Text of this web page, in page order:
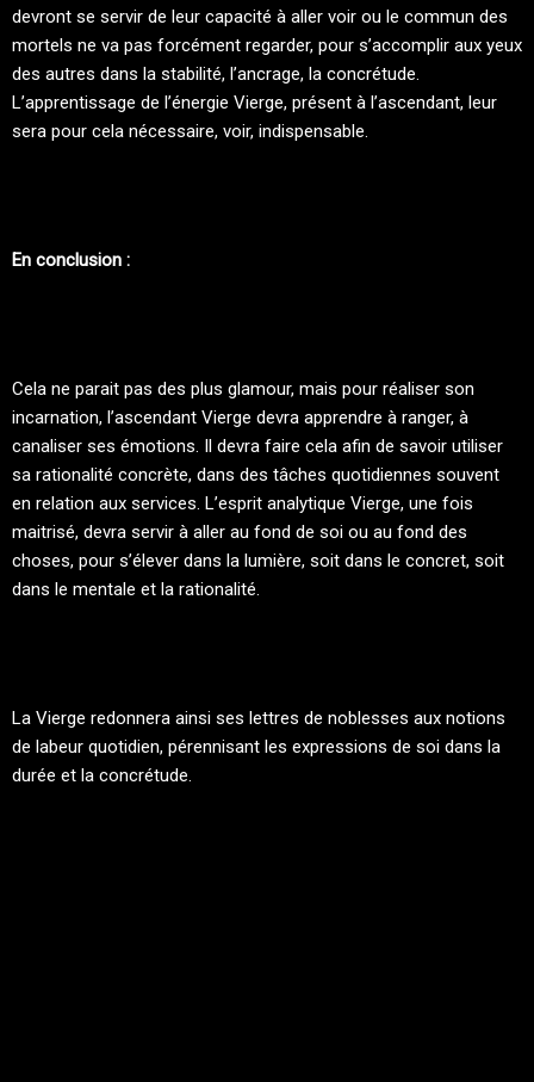
devront se servir de leur capacité à aller voir ou le commun des
mortels ne va pas forcément regarder, pour s’accomplir aux yeux
des autres dans la stabilité, l’ancrage, la concrétude.
L’apprentissage de l’énergie Vierge, présent à l’ascendant, leur
sera pour cela nécessaire, voir, indispensable.
En conclusion :
Cela ne parait pas des plus glamour, mais pour réaliser son
incarnation, l’ascendant Vierge devra apprendre à ranger, à
canaliser ses émotions. Il devra faire cela afin de savoir utiliser
sa rationalité concrète, dans des tâches quotidiennes souvent
en relation aux services. L’esprit analytique Vierge, une fois
maitrisé, devra servir à aller au fond de soi ou au fond des
choses, pour s’élever dans la lumière, soit dans le concret, soit
dans le mentale et la rationalité.
La Vierge redonnera ainsi ses lettres de noblesses aux notions
de labeur quotidien, pérennisant les expressions de soi dans la
durée et la concrétude.